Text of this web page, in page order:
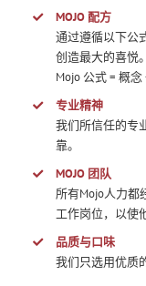
MOJO 配方
通过遵循以下公
创造最大的喜悦。
Mojo 公式 = 概
专业精神
我们所信任的专
靠。
MOJO 团队
所有Mojo人力都
工作岗位，以使
品质与口味
我们只选用优质